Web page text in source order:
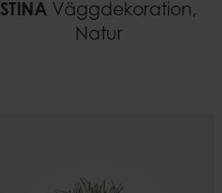
STINA Väggdekoration,
Natur